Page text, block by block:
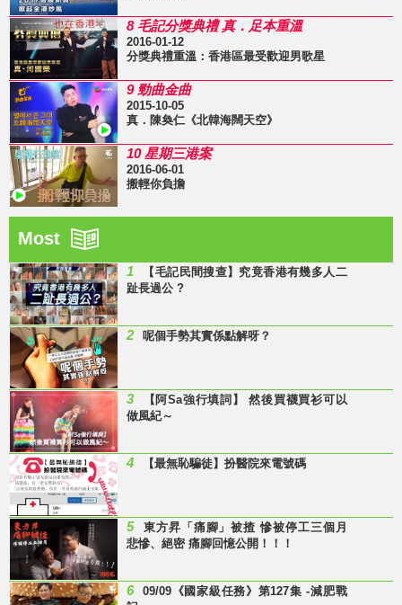
8 毛記分獎典禮 真．足本重溫
2016-01-12
分獎典禮重溫：香港區最受歡迎男歌星
9 勁曲金曲
2015-10-05
真．陳奐仁《北韓海闊天空》
10 星期三港案
2016-06-01
搬輕你負擔
Most
1
【毛記民間搜查】究竟香港有幾多人二
趾長過公 ?
2 呢個手勢其實係點解呀？
3
【阿Sa強行填詞】 然後買襪買衫可以
做風紀～
4 【最無恥騙徒】扮醫院來電號碼
5
東方昇「痛腳」被揸 慘被停工三個月
悲慘、絕密 痛腳回憶公開！！！
6
09/09《國家級任務》第127集 -減肥戰